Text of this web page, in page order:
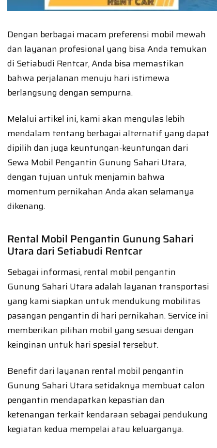
Dengan berbagai macam preferensi mobil mewah
dan layanan profesional yang bisa Anda temukan
di Setiabudi Rentcar, Anda bisa memastikan
bahwa perjalanan menuju hari istimewa
berlangsung dengan sempurna.
Melalui artikel ini, kami akan mengulas lebih
mendalam tentang berbagai alternatif yang dapat
dipilih dan juga keuntungan-keuntungan dari
Sewa Mobil Pengantin Gunung Sahari Utara,
dengan tujuan untuk menjamin bahwa
momentum pernikahan Anda akan selamanya
dikenang.
Rental Mobil Pengantin Gunung Sahari
Utara dari Setiabudi Rentcar
Sebagai informasi, rental mobil pengantin
Gunung Sahari Utara adalah layanan transportasi
yang kami siapkan untuk mendukung mobilitas
pasangan pengantin di hari pernikahan. Service ini
memberikan pilihan mobil yang sesuai dengan
keinginan untuk hari spesial tersebut.
Benefit dari layanan rental mobil pengantin
Gunung Sahari Utara setidaknya membuat calon
pengantin mendapatkan kepastian dan
ketenangan terkait kendaraan sebagai pendukung
kegiatan kedua mempelai atau keluarganya.